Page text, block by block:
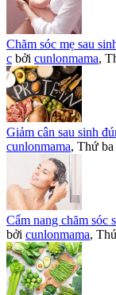
Chăm sóc mẹ sau
c bởi cunlonmama,
Giảm cân sau sinh
cunlonmama, Thứ
Cẩm nang chăm sóc
bởi cunlonmama,